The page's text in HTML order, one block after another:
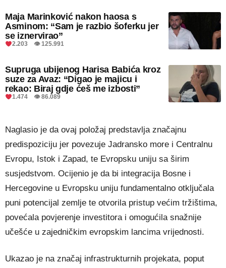
Maja Marinković nakon haosa s
Asminom: “Sam je razbio šoferku jer
se iznervirao”
2.203 👁 125.991
Supruga ubijenog Harisa Babića kroz
suze za Avaz: “Digao je majicu i
rekao: Biraj gdje ćeš me izbosti”
1.474 👁 86.089
Naglasio je da ovaj položaj predstavlja značajnu
predispoziciju jer povezuje Jadransko more i Centralnu
Evropu, Istok i Zapad, te Evropsku uniju sa širim
susjedstvom. Ocijenio je da bi integracija Bosne i
Hercegovine u Evropsku uniju fundamentalno otključala
puni potencijal zemlje te otvorila pristup većim tržištima,
povećala povjerenje investitora i omogućila snažnije
učešće u zajedničkim evropskim lancima vrijednosti.
Ukazao je na značaj infrastrukturnih projekata, poput